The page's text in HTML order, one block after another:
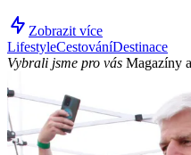
Zobrazit více
LifestyleCestováníDestinace
Vybrali jsme pro vás Magazíny